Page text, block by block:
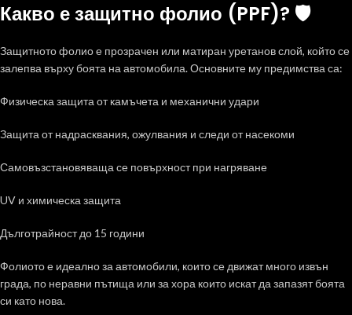
Какво е защитно фолио (PPF)? 🛡️
Защитното фолио е прозрачен или матиран уретанов слой, който се
залепва върху боята на автомобила. Основните му предимства са:
Физическа защита от камъчета и механични удари
Защита от надрасквания, ожулвания и следи от насекоми
Самовъзстановяваща се повърхност при нагряване
UV и химическа защита
Дълготрайност до 15 години
Фолиото е идеално за автомобили, които се движат много извън
града, по неравни пътища или за хора които искат да запазят боята
си като нова.